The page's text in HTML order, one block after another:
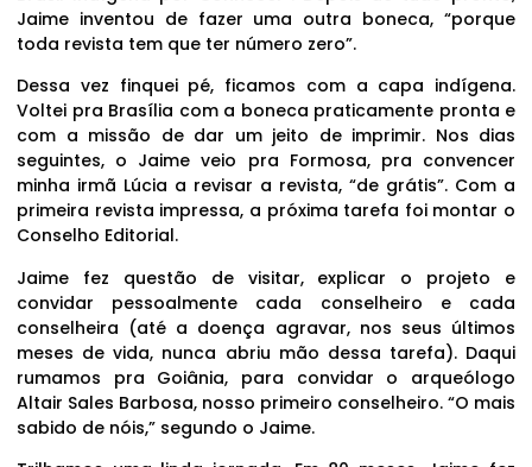
Jaime inventou de fazer uma outra boneca, “porque
toda revista tem que ter número zero”.
Dessa vez finquei pé, ficamos com a capa indígena.
Voltei pra Brasília com a boneca praticamente pronta e
com a missão de dar um jeito de imprimir. Nos dias
seguintes, o Jaime veio pra Formosa, pra convencer
minha irmã Lúcia a revisar a revista, “de grátis”. Com a
primeira revista impressa, a próxima tarefa foi montar o
Conselho Editorial.
Jaime fez questão de visitar, explicar o projeto e
convidar pessoalmente cada conselheiro e cada
conselheira (até a doença agravar, nos seus últimos
meses de vida, nunca abriu mão dessa tarefa). Daqui
rumamos pra Goiânia, para convidar o arqueólogo
Altair Sales Barbosa, nosso primeiro conselheiro. “O mais
sabido de nóis,” segundo o Jaime.